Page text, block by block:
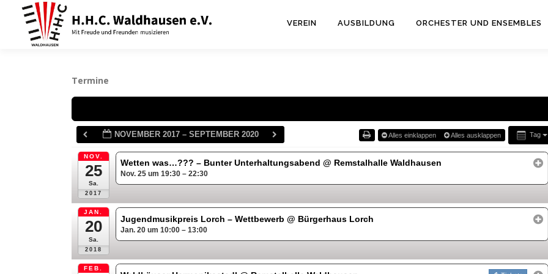
springen
VEREIN AUSBILDUNG ORCHESTER UND ENSEMBLES
Termine
Tag
NOVEMBER 2017 – SEPTEMBER 2020 Alles einklappen Alles ausklappen
NOV.
25
Sa.
2017
Wetten was…??? – Bunter Unterhaltungsabend@ Remstalhalle Waldhausen
Nov. 25 um 19:30 – 22:30
JAN.
20
Sa.
2018
Jugendmusikpreis Lorch – Wettbewerb@ Bürgerhaus Lorch
Jan. 20 um 10:00 – 13:00
FEB.